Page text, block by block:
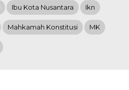
Ibu Kota Nusantara Ikn
Mahkamah Konstitusi MK